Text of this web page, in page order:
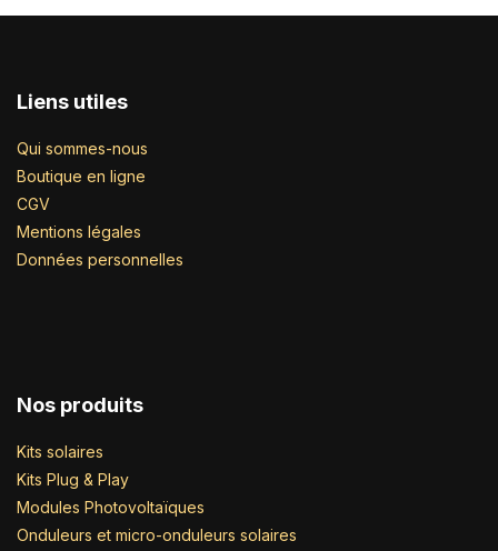
Liens utiles
Qui sommes-nous
Boutique en ligne
CGV
Mentions légales
Données personnelles
Nos produits
Kits solaires
Kits Plug & Play
Modules Photovoltaïques
Onduleurs et micro-onduleurs solaires